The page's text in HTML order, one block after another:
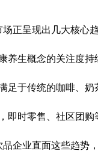
正呈现出几大核心
养生概念的关注度
足于传统的咖啡、
即时零售、社区团
品企业直面这些趋势